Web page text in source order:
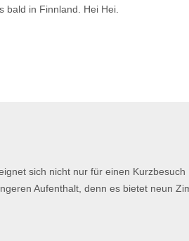
bald in Finnland. Hei Hei.
sich nicht nur für einen Kurzbesuch
Aufenthalt, denn es bietet neun